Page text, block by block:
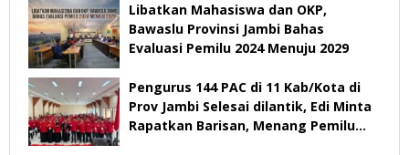
Libatkan Mahasiswa dan OKP,
Bawaslu Provinsi Jambi Bahas
Evaluasi Pemilu 2024 Menuju 2029
Pengurus 144 PAC di 11 Kab/Kota di
Prov Jambi Selesai dilantik, Edi Minta
Rapatkan Barisan, Menang Pemilu